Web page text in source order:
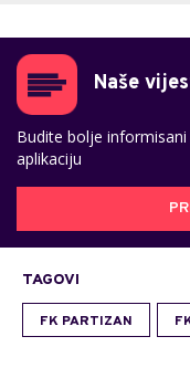
Naše
Budite bolje
aplikaciju
TAGOVI
FK PARTIZAN